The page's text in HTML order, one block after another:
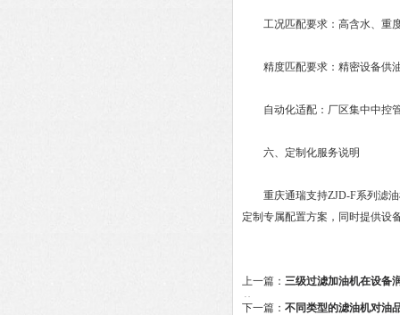
工况匹配要求：高含水、重度
精度匹配要求：精密设备供油
自动化适配：厂区集中中控管
六、定制化服务说明
重庆通瑞支持ZJD-F系列滤油
定制专属配置方案，同时提供设
上一篇： 三级过滤加油机在设备
范
下一篇： 不同类型的滤油机对油